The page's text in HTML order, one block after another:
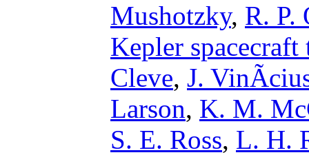
Mushotzky, R. P.
Kepler spacecraft
Cleve, J.
Larson, K. M.
S. E. Ross, L. H.